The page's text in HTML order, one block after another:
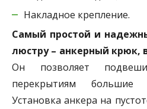
Накладное крепление.
Самый простой и
люстру – анкерный крюк,
Он позволяет
перекрытиям большие
Установка анкера на